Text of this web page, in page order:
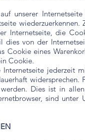
unserer
Internetseite, die
von der
eines
Cookie.
jederzeit
Dies ist in
sind unter